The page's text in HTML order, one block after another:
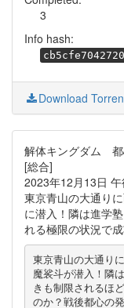
3
Info hash:
Download
解体キングダム
[総合]
2023年12月13日
東京青山の大通り
に潜入！隣は進学
れる極限の状況で
東京青山の大通り
魔裟斗が潜入！隣
きも制限されるほ
のか？戦後都心の